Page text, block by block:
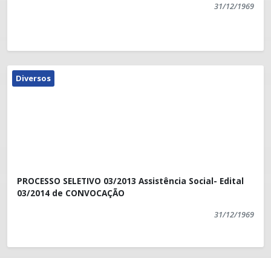
31/12/1969
Diversos
PROCESSO SELETIVO 03/2013 Assistência Social- Edital
03/2014 de CONVOCAÇÃO
31/12/1969